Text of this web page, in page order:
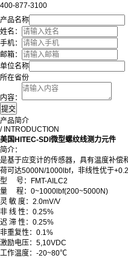
400-877-3100
产品名称
姓名：
手机：
邮箱：
单位名称
所在省份
内容：
产品简介
/ INTRODUCTION
美国HITEC-SDI微型螺纹线测力元件
简介：
是基于应变计的传感器，具有温度补偿
荷可达5000N/1000lbf，非线性优于
型 号：FMT-AILC2
量 程：0~1000lbf(200~5000N)
灵 敏 度：2.0mV/V
非 线 性：0.25%
迟 滞 性：0.25%
非重复性：0.1%
激励电压：5,10VDC
工作温度：-20~80℃